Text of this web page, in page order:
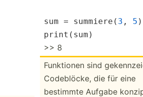
sum = summie­re( 3 , 5 )
print ( sum )
>> 8
Funktionen sind
Codebl­öcke, die für eine
bestimmte Aufgabe